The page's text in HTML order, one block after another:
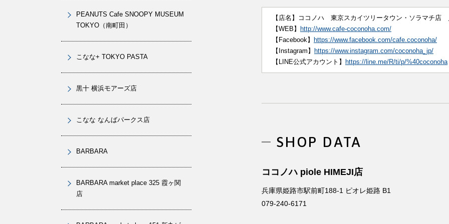
【店名】ココノハ 東京スカイツリータウン・ソラマチ
【WEB】
http://www.cafe-coconoha.com/
【Facebook】
https://www.facebook.com/cafe.coconoha/
【Instagram】
https://www.instagram.com/coconoha_jp/
【LINE公式アカウント】
https://line.me/R/ti/p/%40coconoha
SHOP DATA
ココノハ piole HIMEJI店
兵庫県姫路市駅前町188-1 ピオレ姫路 B1
079-240-6171
PEANUTS Cafe SNOOPY MUSEUM
TOKYO（南町田）
こなな+ TOKYO PASTA
黒十 横浜モアーズ店
こなな なんばパークス店
BARBARA
BARBARA market place 325 霞ヶ関
店